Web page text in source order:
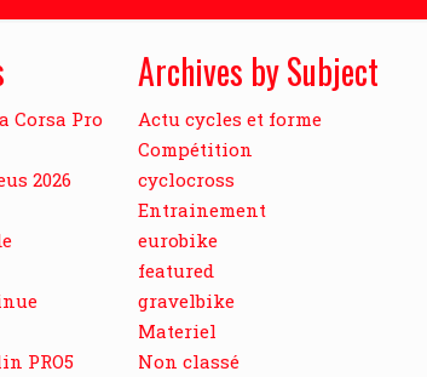
Corsa Pro
2026
PRO5
Archives by Subject
Actu cycles et forme
Compétition
cyclocross
Entrainement
eurobike
featured
gravelbike
Materiel
Non classé